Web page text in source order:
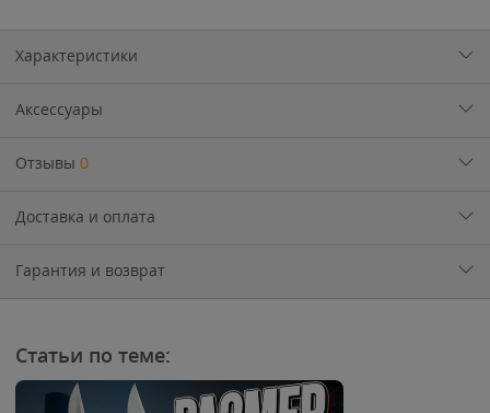
Характеристики
Аксессуары
Отзывы 0
Доставка и оплата
Гарантия и возврат
Статьи по теме: